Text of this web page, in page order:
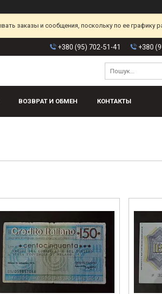
заказы и сообщения, поскольку по ее
+380 (95) 702-51-41 +380
ВОЗВРАТ И ОБМЕН КОНТАКТЫ